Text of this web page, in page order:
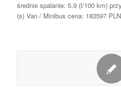
średnie spalanie: 5.9 (l/100 km)
(s) Van / Minibus cena: 183597 PLN